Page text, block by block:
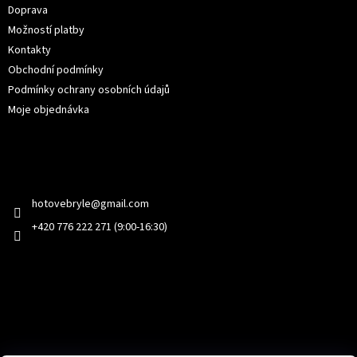
Doprava
Možností platby
Kontakty
Obchodní podmínky
Podmínky ochrany osobních údajů
Moje objednávka
hotovebryle@gmail.com
+420 776 222 271 (9:00-16:30)